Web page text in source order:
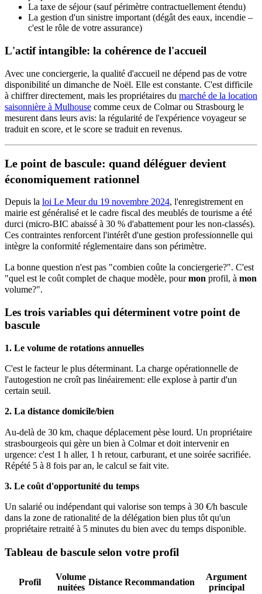
La taxe de séjour (sauf périmètre contractuellement étendu)
La gestion d'un sinistre important (dégât des eaux, incendie –
c'est le rôle de votre assurance)
L'actif intangible: la cohérence de l'accueil
Avec une conciergerie, la qualité d'accueil ne dépend pas de votre
disponibilité un dimanche de Noël. Elle est constante. C'est difficile
à chiffrer directement, mais les propriétaires du marché de la location
saisonnière à Mulhouse comme ceux de Colmar ou Strasbourg le
mesurent dans leurs avis: la régularité de l'expérience voyageur se
traduit en score, et le score se traduit en revenus.
Le point de bascule: quand déléguer devient
économiquement rationnel
Depuis la loi Le Meur du 19 novembre 2024, l'enregistrement en
mairie est généralisé et le cadre fiscal des meublés de tourisme a été
durci (micro-BIC abaissé à 30 % d'abattement pour les non-classés).
Ces contraintes renforcent l'intérêt d'une gestion professionnelle qui
intègre la conformité réglementaire dans son périmètre.
La bonne question n'est pas "combien coûte la conciergerie?". C'est
"quel est le coût complet de chaque modèle, pourmon profil, à mon
volume?".
Les trois variables qui déterminent votre point de
bascule
1. Le volume de rotations annuelles
C'est le facteur le plus déterminant. La charge opérationnelle de
l'autogestion ne croît pas linéairement: elle explose à partir d'un
certain seuil.
2. La distance domicile/bien
Au-delà de 30 km, chaque déplacement pèse lourd. Un propriétaire
strasbourgeois qui gère un bien à Colmar et doit intervenir en
urgence: c'est 1 h aller, 1 h retour, carburant, et une soirée sacrifiée.
Répété 5 à 8 fois par an, le calcul se fait vite.
3. Le coût d'opportunité du temps
Un salarié ou indépendant qui valorise son temps à 30 €/h bascule
dans la zone de rationalité de la délégation bien plus tôt qu'un
propriétaire retraité à 5 minutes du bien avec du temps disponible.
Tableau de bascule selon votre profil
Profil
Volume
nuitées
Distance Recommandation
Argument
principal